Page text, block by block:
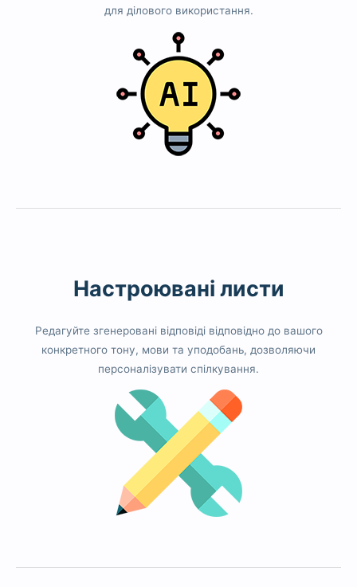
для ділового використання.
Настроювані листи
Редагуйте згенеровані відповіді відповідно до вашого
конкретного тону, мови та уподобань, дозволяючи
персоналізувати спілкування.